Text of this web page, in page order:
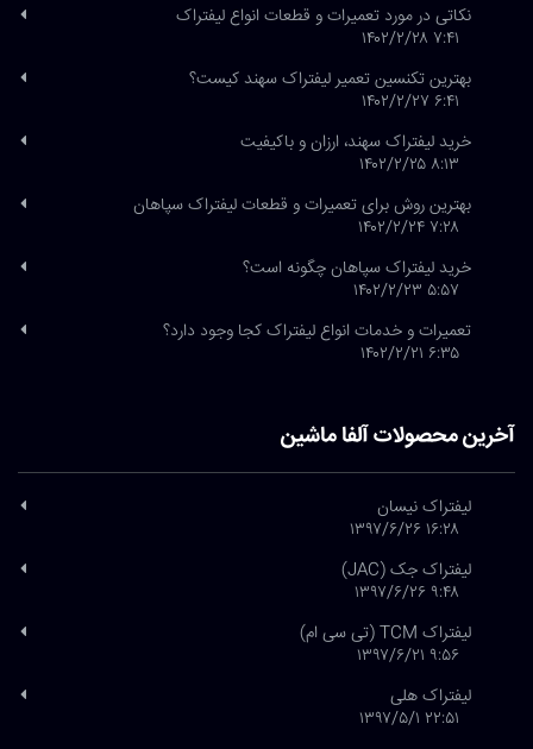
نکاتی در مورد تعمیرات و قطعات انواع لیفتراک
۷:۴۱ ۱۴۰۲/۲/۲۸
بهترین تکنسین تعمیر لیفتراک سهند کیست؟
۶:۴۱ ۱۴۰۲/۲/۲۷
خرید لیفتراک سهند، ارزان و باکیفیت
۸:۱۳ ۱۴۰۲/۲/۲۵
بهترین روش برای تعمیرات و قطعات لیفتراک سپاهان
۷:۲۸ ۱۴۰۲/۲/۲۴
خرید لیفتراک سپاهان چگونه است؟
۵:۵۷ ۱۴۰۲/۲/۲۳
تعمیرات و خدمات انواع لیفتراک کجا وجود دارد؟
۶:۳۵ ۱۴۰۲/۲/۲۱
آخرین محصولات آلفا ماشین
لیفتراک نیسان
۱۶:۲۸ ۱۳۹۷/۶/۲۶
لیفتراک جک (JAC)
۹:۴۸ ۱۳۹۷/۶/۲۶
لیفتراک TCM (تی سی ام)
۹:۵۶ ۱۳۹۷/۶/۲۱
لیفتراک هلی
۲۲:۵۱ ۱۳۹۷/۵/۱